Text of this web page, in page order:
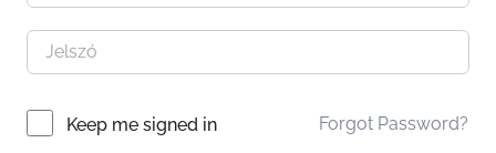
Keep me signed in Forgot Password?